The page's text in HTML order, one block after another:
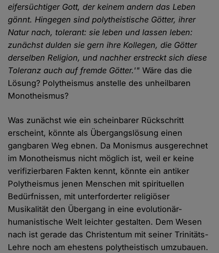
eifersüchtiger Gott, der keinem andern das Leben
gönnt. Hingegen sind polytheistische Götter, ihrer
Natur nach, tolerant: sie leben und lassen leben:
zunächst dulden sie gern ihre Kollegen, die Götter
derselben Religion, und nachher erstreckt sich diese
Toleranz auch auf fremde Götter.'" Wäre das die
Lösung? Polytheismus anstelle des unheilbaren
Monotheismus?
Was zunächst wie ein scheinbarer Rückschritt
erscheint, könnte als Übergangslösung einen
gangbaren Weg ebnen. Da Monismus ausgerechnet
im Monotheismus nicht möglich ist, weil er keine
verifizierbaren Fakten kennt, könnte ein antiker
Polytheismus jenen Menschen mit spirituellen
Bedürfnissen, mit unterforderter religiöser
Musikalität den Übergang in eine evolutionär-
humanistische Welt leichter gestalten. Dem Wesen
nach ist gerade das Christentum mit seiner Trinitäts-
Lehre noch am ehestens polytheistisch umzubauen.